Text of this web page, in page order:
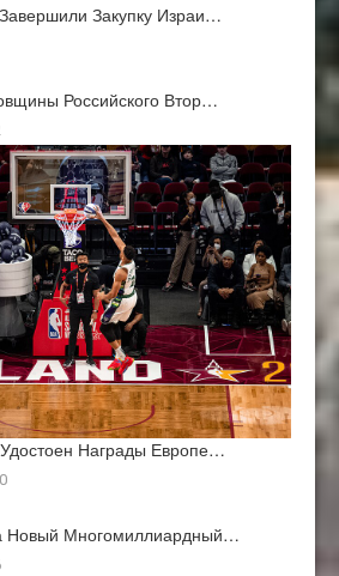
Закупку Израи…
Российского Втор…
Награды Европе…
Новый Многомиллиардный…